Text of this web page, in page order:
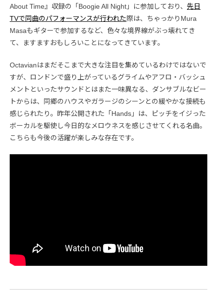
About Time』収録の「Boogie All Night」に参加しており、 先日
TVで同曲のパフォーマンスが行われた際は、ちゃっかりMura
Masaもギターで参加するなど、色々な境界線がぶっ壊れてき
て、ますますおもしろいことになってきています。
Octavianはまだそこまで大きな注目を集めているわけではないで
すが、ロンドンで盛り上がっているグライムやアフロ・バッシュ
メントといったサウンドとはまた一味異なる、ダンサブルなビー
トからは、同郷のハウスやガラージのシーンとの緩やかな接続も
感じられたり。昨年公開された「Hands」は、ピッチをイジった
ボーカルを駆使し今日的なメロウネスを感じさせてくれる名曲。
こちらも今後の活躍が楽しみな存在です。